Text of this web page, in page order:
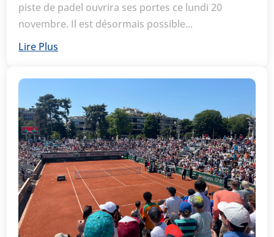
piste de padel ouvrira ses portes ce lundi 20
novembre. Il est désormais possible...
Lire Plus